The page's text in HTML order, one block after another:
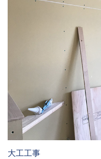
大工工事